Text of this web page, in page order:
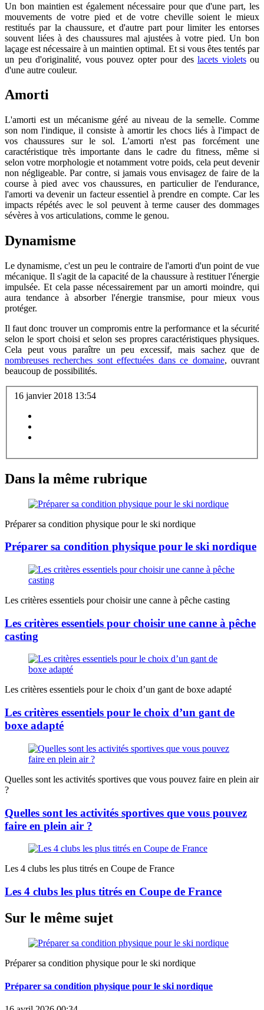
Un bon maintien est également nécessaire pour que d'une part, les
mouvements de votre pied et de votre cheville soient le mieux
restitués par la chaussure, et d'autre part pour limiter les entorses
souvent liées à des chaussures mal ajustées à votre pied. Un bon
laçage est nécessaire à un maintien optimal. Et si vous êtes tentés par
un peu d'originalité, vous pouvez opter pour des lacets violetsou
d'une autre couleur.
Amorti
L'amorti est un mécanisme géré au niveau de la semelle. Comme
son nom l'indique, il consiste à amortir les chocs liés à l'impact de
vos chaussures sur le sol. L'amorti n'est pas forcément une
caractéristique très importante dans le cadre du fitness, même si
selon votre morphologie et notamment votre poids, cela peut devenir
non négligeable. Par contre, si jamais vous envisagez de faire de la
course à pied avec vos chaussures, en particulier de l'endurance,
l'amorti va devenir un facteur essentiel à prendre en compte. Car les
impacts répétés avec le sol peuvent à terme causer des dommages
sévères à vos articulations, comme le genou.
Dynamisme
Le dynamisme, c'est un peu le contraire de l'amorti d'un point de vue
mécanique. Il s'agit de la capacité de la chaussure à restituer l'énergie
impulsée. Et cela passe nécessairement par un amorti moindre, qui
aura tendance à absorber l'énergie transmise, pour mieux vous
protéger.
Il faut donc trouver un compromis entre la performance et la sécurité
selon le sport choisi et selon ses propres caractéristiques physiques.
Cela peut vous paraître un peu excessif, mais sachez que de
nombreuses recherches sont effectuées dans ce domaine, ouvrant
beaucoup de possibilités.
16 janvier 2018 13:54
Dans la même rubrique
Préparer sa condition physique pour le ski nordique
Préparer sa condition physique pour le ski nordique
Les critères essentiels pour choisir une canne à pêche casting
Les critères essentiels pour choisir une canne à pêche
casting
Les critères essentiels pour le choix d’un gant de boxe adapté
Les critères essentiels pour le choix d’un gant de
boxe adapté
Quelles sont les activités sportives que vous pouvez faire en plein air
?
Quelles sont les activités sportives que vous pouvez
faire en plein air ?
Les 4 clubs les plus titrés en Coupe de France
Les 4 clubs les plus titrés en Coupe de France
Sur le même sujet
Préparer sa condition physique pour le ski nordique
Préparer sa condition physique pour le ski nordique